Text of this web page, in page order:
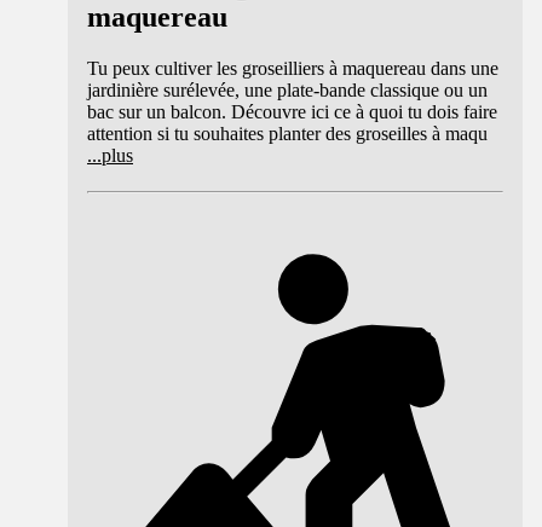
maquereau
Tu peux cultiver les groseilliers à maquereau dans une
jardinière surélevée, une plate-bande classique ou un
bac sur un balcon. Découvre ici ce à quoi tu dois faire
attention si tu souhaites planter des groseilles à maqu
...plus